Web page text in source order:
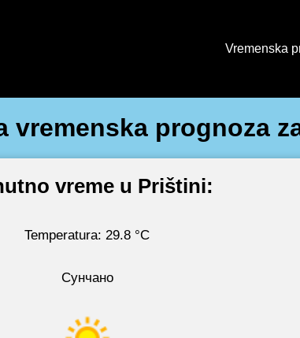
Vremenska
vremenska prognoza
vreme u Prištini:
Temperatura: 29.8 °C
Сунчано